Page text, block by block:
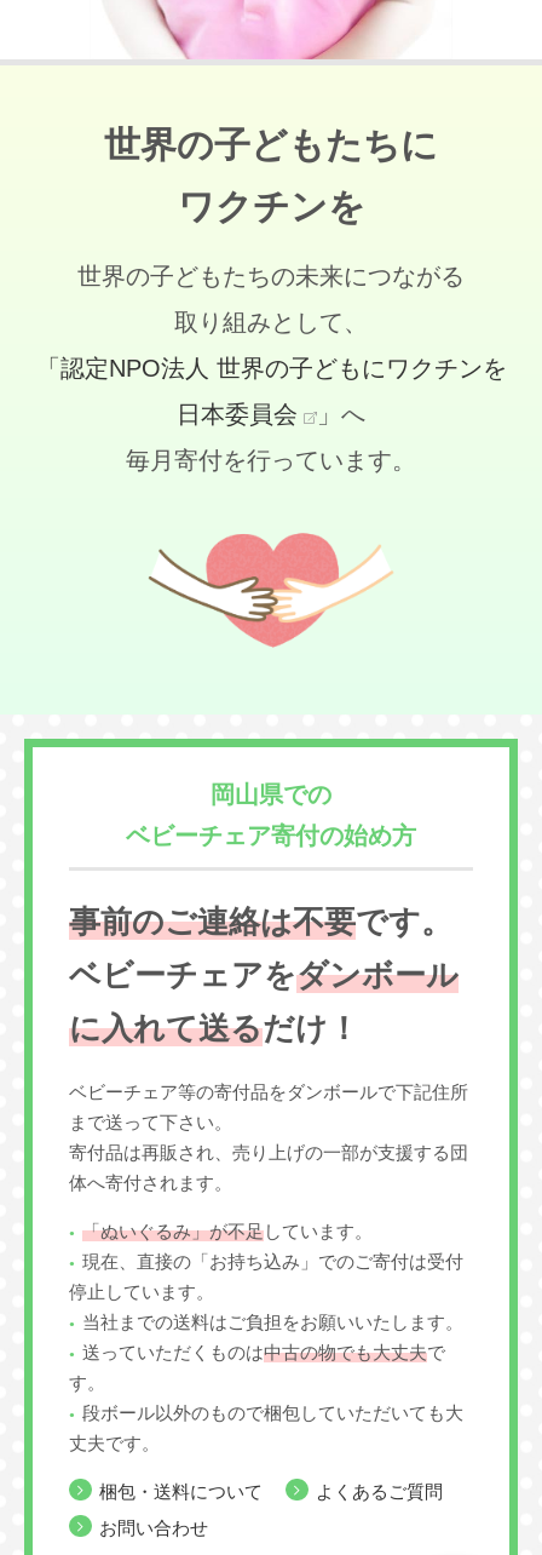
世界の子どもたちに
ワクチンを
世界の子どもたちの未来につながる
取り組みとして、
「認定NPO法人 世界の子どもにワクチンを
日本委員会
」へ
毎月寄付を行っています。
岡山県での
ベビーチェア寄付の始め方
事前のご連絡は不要です。
ベビーチェアをダンボール
に入れて送るだけ！
ベビーチェア等の寄付品をダンボールで下記住所
まで送って下さい。
寄付品は再販され、売り上げの一部が支援する団
体へ寄付されます。
「ぬいぐるみ」が不足しています。
現在、直接の「お持ち込み」でのご寄付は受付
停止しています。
当社までの送料はご負担をお願いいたします。
送っていただくものは中古の物でも大丈夫で
す。
段ボール以外のもので梱包していただいても大
丈夫です。
梱包・送料について
よくあるご質問
お問い合わせ